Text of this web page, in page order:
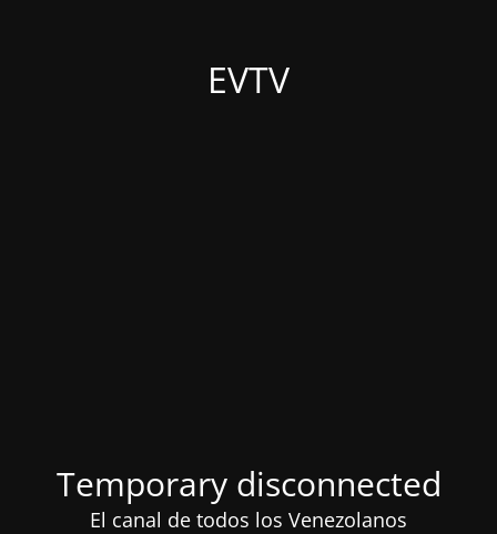
EVTV
Temporary disconnected
El canal de todos los Venezolanos